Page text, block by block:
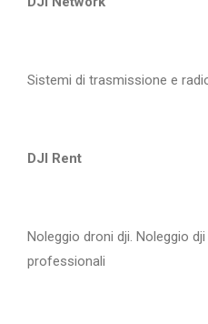
Sistemi di trasmissione e
DJI Rent
Noleggio droni dji. Noleggio
professionali